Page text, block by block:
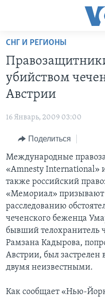
Перейти
основной
контент
Перейти
основной
навигации
Перейти
поиск
ПРОГРАММЫ
ИТОГИ
ПОЧЕМУ ЭТО ВАЖНО?
ДИСКУССИЯ VOA
ДЕТАЛИ
НЬЮ-ЙОРК NEW YORK
АМЕРИКА. БОЛЬШОЕ
ПРОЕКТЫ
НАША АМЕРИКАНСКАЯ
А КАК В АМЕРИКЕ?
АРТЕФАКТЫ
АМЕРИКАНСКИЕ ГОРОДКИ
ТЕСТЫ
ИНТЕРВЬЮ
ФАКТЫ ПРОТИВ ФЕЙКОВ
ЗА СВОБОДУ ПРЕССЫ
УЧИМ АНГЛИЙСКИЙ
ВИДЕО
ПОДПИСКА НА НОВОСТИ
Learning English
СНГ И РЕГИОНЫ
убийством
Австрии
16 Январь, 2009 03:00
Поделиться
Международные
«Amnesty International»
также российский
«Мемориал» призывают
расследованию
чеченского беженца
бывший телохранитель
Рамзана Кадырова,
Австрии, был застрелен
двумя неизвестными.
Как сообщает «Нью-